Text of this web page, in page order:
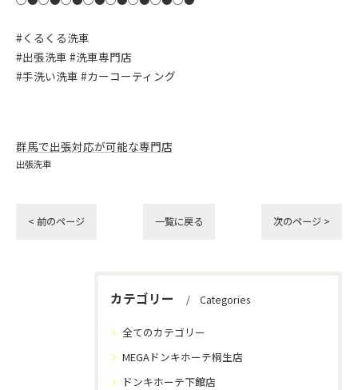
#くるくる洗車
#出張洗車 #洗車専門店
#手洗い洗車 #カーコーティング
群馬で出張対応が可能な専門店
出張洗車
< 前のページ 一覧に戻る 次のページ >
カテゴリー Categories
全てのカテゴリー
MEGAドンキホーテ桐生店
ドンキホーテ下館店